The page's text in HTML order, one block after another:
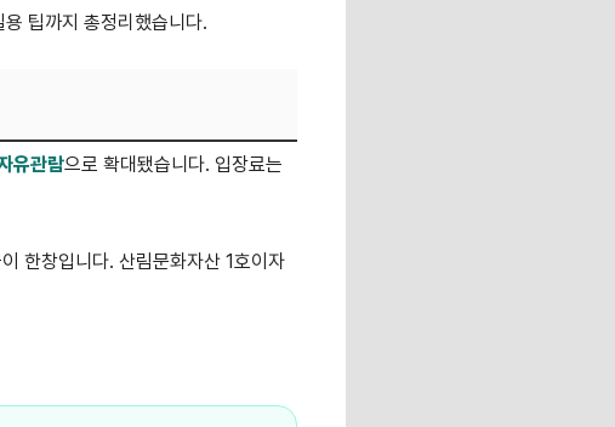
용 팁까지 총정리했습니다.
유관람으로 확대됐습니다. 입장료는
한창입니다. 산림문화자산 1호이자